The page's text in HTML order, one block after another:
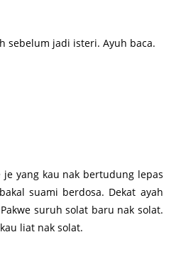
sebelum jadi isteri. Ayuh baca.
je yang kau nak bertudung lepas
suami berdosa. Dekat ayah
suruh solat baru nak solat.
liat nak solat.